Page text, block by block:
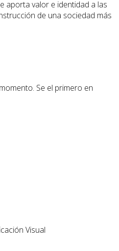
aporta valor e identidad a las
de una sociedad más
Se el primero en
Visual